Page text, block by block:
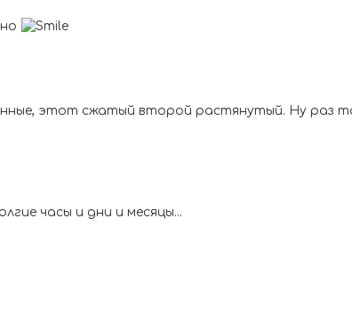
этот сжатый второй растянутый. Ну раз
часы и дни и месяцы...